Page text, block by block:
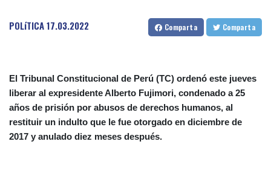
EEUU pierde empleos, un golpe a las afirmaciones de Trump
POLíTICA17.03.2022 Comparta Comparta
El Tribunal Constitucional de Perú (TC) ordenó este jueves
liberar al expresidente Alberto Fujimori, condenado a 25
años de prisión por abusos de derechos humanos, al
restituir un indulto que le fue otorgado en diciembre de
2017 y anulado diez meses después.